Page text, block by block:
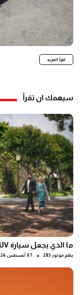
اقرأ المزيد
سيهمك ان تقرأ
ما الذي يجعل سيارة SUV مريحة في الرحلات الطويلة؟
بقلم موتور 283 ● 07 أغسطس 2026